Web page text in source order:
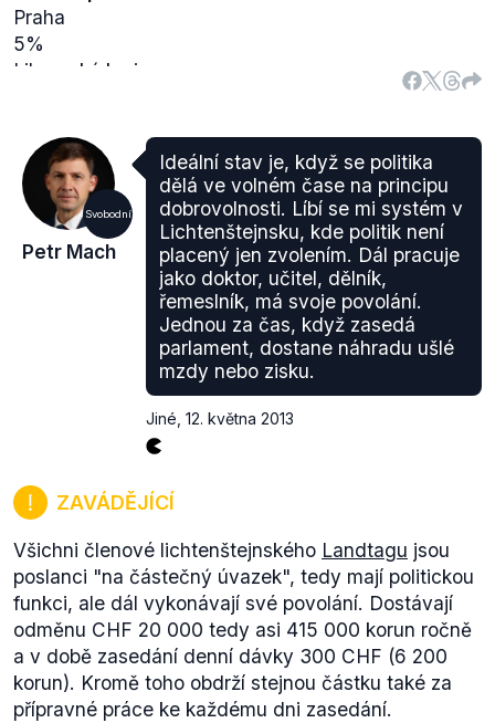
Praha
5%
Liberecký kraj
4,5%
Karlovarský kraj
4,5%
Moravskoslezský kraj
4%
Svobodní
Petr Mach
Ideální stav je, když se politika
dělá ve volném čase na principu
dobrovolnosti. Líbí se mi systém v
Lichtenštejnsku, kde politik není
placený jen zvolením. Dál pracuje
jako doktor, učitel, dělník,
řemeslník, má svoje povolání.
Jednou za čas, když zasedá
parlament, dostane náhradu ušlé
mzdy nebo zisku.
Jiné 12. května 2013
ZAVÁDĚJÍCÍ
Všichni členové lichtenštejnského Landtagu jsou
poslanci "na částečný úvazek", tedy mají politickou
funkci, ale dál vykonávají své povolání. Dostávají
odměnu CHF 20 000 tedy asi 415 000 korun ročně
a v době zasedání denní dávky 300 CHF (6 200
korun). Kromě toho obdrží stejnou částku také za
přípravné práce ke každému dni zasedání.